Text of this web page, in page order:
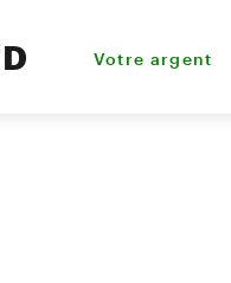
Votre argent